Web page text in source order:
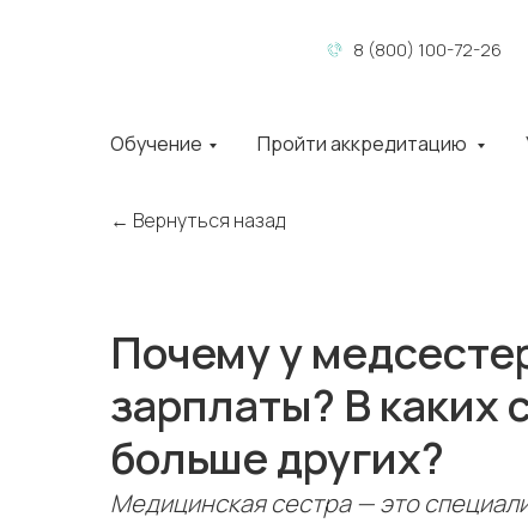
8 (800) 100-72-26
Обучение Пройти аккредитацию
← Вернуться назад
Почему у
зарплаты? В каких
больше других?
Медицинская сестра — это